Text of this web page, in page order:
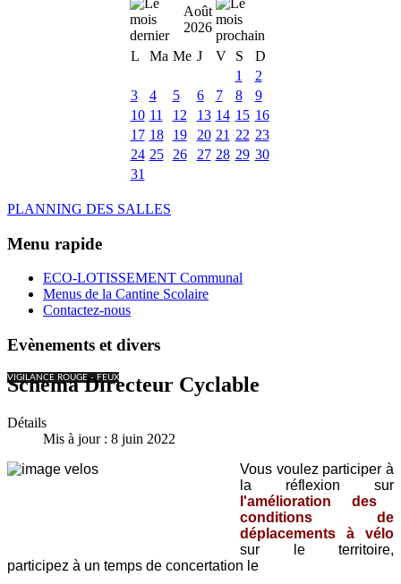
Août
2026
L
Ma Me J V S
D
1
2
3
4 5 6 7 8
9
10 11 12 13 14 15 16
17 18 19 20 21 22 23
24 25 26 27 28 29 30
31
PLANNING DES SALLES
Menu rapide
ECO-LOTISSEMENT Communal
Menus de la Cantine Scolaire
Contactez-nous
Evènements et divers
VIGILANCE ROUGE - FEUX
Schéma Directeur Cyclable
Détails
Mis à jour : 8 juin 2022
Vous voulez participer à
la réflexion sur
l'amélioration des
conditions de
déplacements à vélo
sur le territoire,
participez à un temps de concertation le